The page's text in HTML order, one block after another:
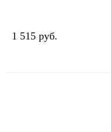
1 515 руб.